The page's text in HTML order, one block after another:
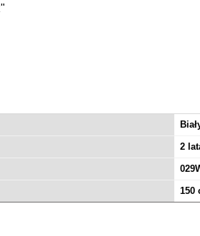
2
150